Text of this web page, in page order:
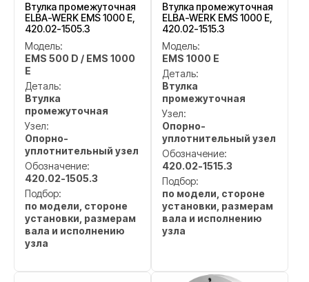
Втулка промежуточная
ELBA-WERK EMS 1000 E,
420.02-1505.3
Модель:
EMS 500 D / EMS 1000
E
Деталь:
Втулка
промежуточная
Узел:
Опорно-
уплотнительный узел
Обозначение:
420.02-1505.3
Подбор:
по модели, стороне
установки, размерам
вала и исполнению
узла
Втулка промежуточная
ELBA-WERK EMS 1000 E,
420.02-1515.3
Модель:
EMS 1000 E
Деталь:
Втулка
промежуточная
Узел:
Опорно-
уплотнительный узел
Обозначение:
420.02-1515.3
Подбор:
по модели, стороне
установки, размерам
вала и исполнению
узла